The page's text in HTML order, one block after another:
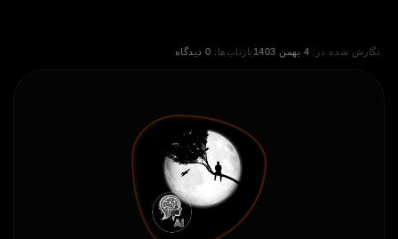
نگارش شده در: 4 بهمن 1403 بازتاب‌ها: 0 دیدگاه